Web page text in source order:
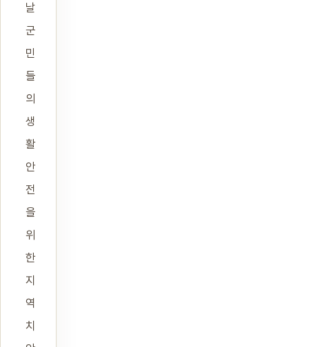
날
군
민
들
의
생
활
안
전
을
위
한
지
역
치